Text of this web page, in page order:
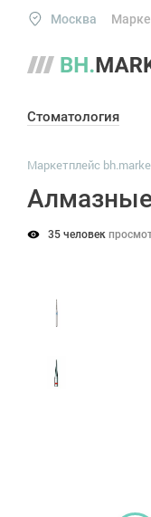
Москва
Стоматология
Маркетплейс
35 человек